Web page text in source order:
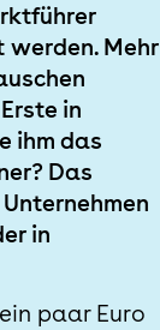
Mehr
in
ihm das
Das
in
paar Euro